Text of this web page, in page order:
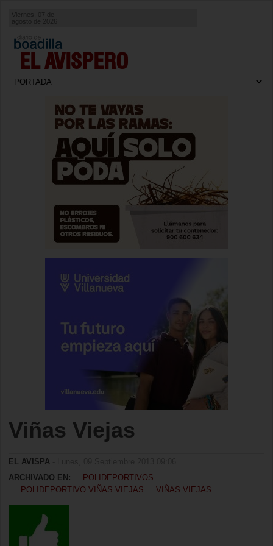
EL AVISPERO
agosto de 2026
Viñas Viejas
EL AVISPA
ARCHIVADO EN:
POLIDEPORTIVOS
POLIDEPORTIVO VIÑAS VIEJAS
VIÑAS VIEJAS